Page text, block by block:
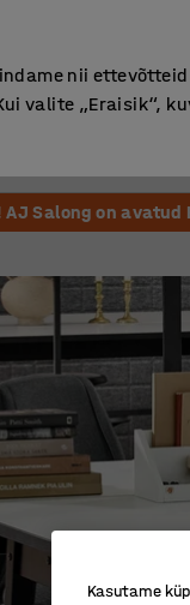
AJ Salong on
nii
valite „Eraisik“,
Kasutame